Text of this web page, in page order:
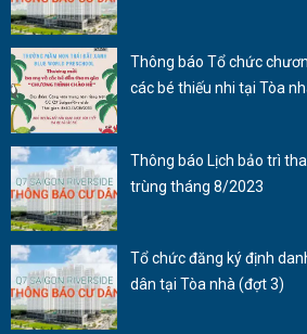
Thông báo Tổ chức
các bé thiếu nhi tại Tòa
Thông báo Lịch bảo trì
trùng tháng 8/2023
Tổ chức đăng ký định
dân tại Tòa nhà (đợt 3)